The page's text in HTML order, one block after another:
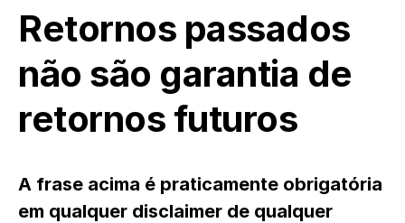
Retornos passados
não são garantia de
retornos futuros
A frase acima é praticamente obrigatória
em qualquer disclaimer de qualquer